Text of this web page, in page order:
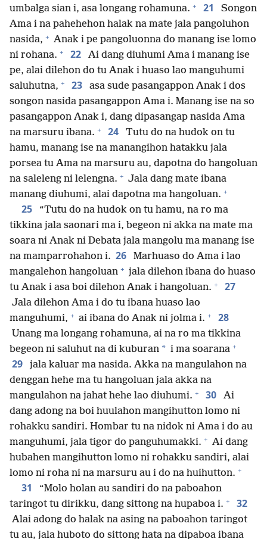
umbalga sian i, asa longang rohamuna. + 21
Songon
Ama i na pahehehon halak na mate jala pangoluhon
nasida, + Anak i pe pangoluonna do manang ise lomo
ni rohana. + 22
Ai dang diuhumi Ama i manang ise
pe, alai dilehon do tu Anak i huaso lao manguhumi
saluhutna, + 23
asa sude pasangappon Anak i dos
songon nasida pasangappon Ama i. Manang ise na so
pasangappon Anak i, dang dipasangap nasida Ama
na marsuru ibana. + 24
Tutu do na hudok on tu
hamu, manang ise na manangihon hatakku jala
porsea tu Ama na marsuru au, dapotna do hangoluan
na saleleng ni lelengna. + Jala dang mate ibana
manang diuhumi, alai dapotna ma hangoluan. +
25
“Tutu do na hudok on tu hamu, na ro ma
tikkina jala saonari ma i, begeon ni akka na mate ma
soara ni Anak ni Debata jala mangolu ma manang ise
na mamparrohahon i. 26
Marhuaso do Ama i lao
mangalehon hangoluan + jala dilehon ibana do huaso
tu Anak i asa boi dilehon Anak i hangoluan. + 27
Jala dilehon Ama i do tu ibana huaso lao
manguhumi, + ai ibana do Anak ni jolma i. + 28
Unang ma longang rohamuna, ai na ro ma tikkina
begeon ni saluhut na di kuburan * i ma soarana +
29
jala kaluar ma nasida. Akka na mangulahon na
denggan hehe ma tu hangoluan jala akka na
mangulahon na jahat hehe lao diuhumi. + 30
Ai
dang adong na boi huulahon mangihutton lomo ni
rohakku sandiri. Hombar tu na nidok ni Ama i do au
manguhumi, jala tigor do panguhumakki. + Ai dang
hubahen mangihutton lomo ni rohakku sandiri, alai
lomo ni roha ni na marsuru au i do na huihutton. +
31
“Molo holan au sandiri do na paboahon
taringot tu dirikku, dang sittong na hupaboa i. + 32
Alai adong do halak na asing na paboahon taringot
tu au, jala huboto do sittong hata na dipaboa ibana